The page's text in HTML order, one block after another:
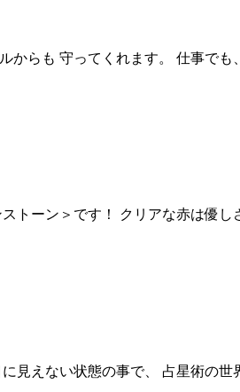
らも 守ってくれます。 仕事でも
トーン＞です！ クリアな赤は優し
見えない状態の事で、 占星術の世